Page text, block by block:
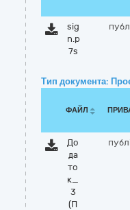
sig
n.p
7s
Тип документа:
ФАЙЛ
До
да
то
к_
3
(П